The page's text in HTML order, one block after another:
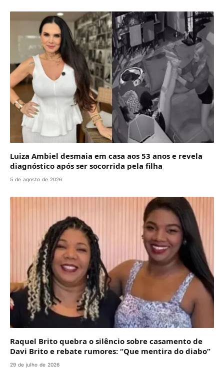
Luiza Ambiel desmaia em casa aos 53 anos e revela
diagnóstico após ser socorrida pela filha
5 de agosto de 2026
Raquel Brito quebra o silêncio sobre casamento de
Davi Brito e rebate rumores: “Que mentira do diabo”
29 de julho de 2026